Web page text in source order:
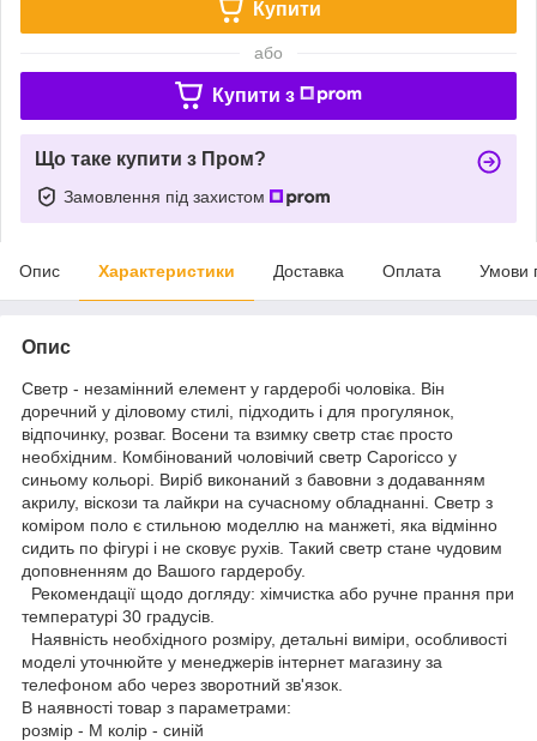
Купити
або
Купити з
Що таке купити з Пром?
Замовлення під захистом
Опис Характеристики Доставка Оплата Умови
Опис
Светр - незамінний елемент у гардеробі чоловіка. Він
доречний у діловому стилі, підходить і для прогулянок,
відпочинку, розваг. Восени та взимку светр стає просто
необхідним. Комбінований чоловічий светр Caporicco у
синьому кольорі. Виріб виконаний з бавовни з додаванням
акрилу, віскози та лайкри на сучасному обладнанні. Светр з
коміром поло є стильною моделлю на манжеті, яка відмінно
сидить по фігурі і не сковує рухів. Такий светр стане чудовим
доповненням до Вашого гардеробу.
Рекомендації щодо догляду: хімчистка або ручне прання при
температурі 30 градусів.
Наявність необхідного розміру, детальні виміри, особливості
моделі уточнюйте у менеджерів інтернет магазину за
телефоном або через зворотний зв'язок.
В наявності товар з параметрами:
розмір - M колір - синій